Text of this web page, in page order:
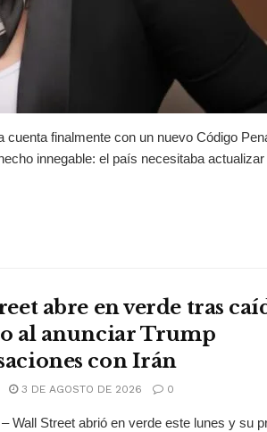
finalmente con un nuevo Código
innegable: el país necesitaba actualizar
abre en verde tras
al anunciar Trump
con Irán
3 DE AGOSTO DE 2026 0
Wall Street abrió en verde este lunes y su